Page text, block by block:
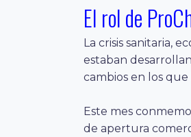
El rol de
La crisis sanitaria,
estaban
cambios en los
Este mes
de apertura